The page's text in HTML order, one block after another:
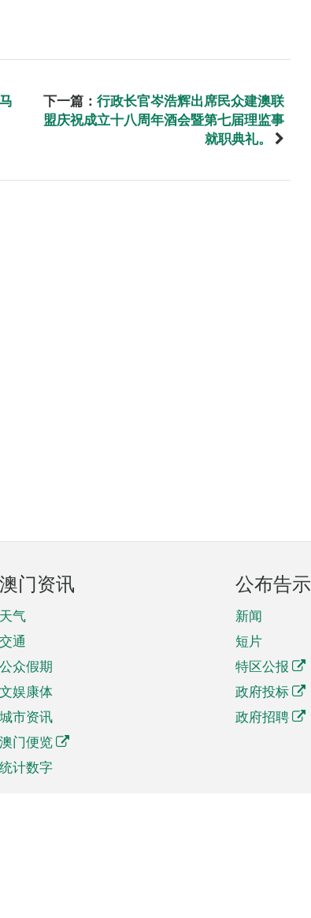
下一篇： 行政长官岑浩辉出席民众建澳联
盟庆祝成立十八周年酒会暨第七届理监事
就职典礼。
澳门资讯
天气
交通
公众假期
文娱康体
城市资讯
澳门便览
统计数字
公布告示
新闻
短片
特区公报
政府投标
政府招聘